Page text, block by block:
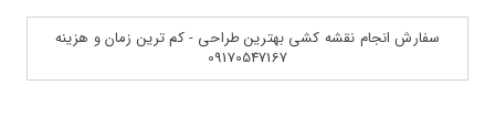
سفارش انجام نقشه کشی بهترین طراحی - کم ترین زمان و هزینه
09170547167